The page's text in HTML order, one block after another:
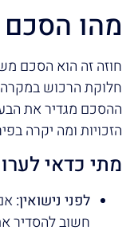
מהו הסכם
חוזה זה הוא הסכם
חלוקת הרכוש
ההסכם מגדיר את
הזכויות ומה יקרה
מתי כדאי
לפני נישואין:
חשוב להסדיר